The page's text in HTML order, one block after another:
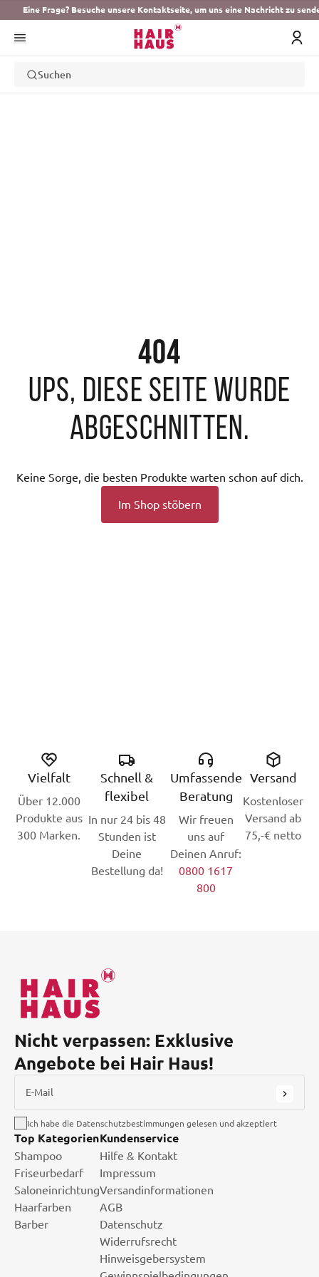
Eine Frage? Besuche unsere Kontaktseite, um uns eine Nachricht zu
Suchen
404
Ups, diese Seite wurde
abgeschnitten.
Keine Sorge, die besten Produkte warten schon auf dich.
Im Shop stöbern
Vielfalt
Über 12.000
Produkte aus
300 Marken.
Schnell &
flexibel
In nur 24 bis 48
Stunden ist
Deine
Bestellung da!
Umfassende
Beratung
Wir freuen
uns auf
Deinen Anruf:
0800 1617
800
Versand
Kostenloser
Versand ab
75,-€ netto
Nicht verpassen: Exklusive
Angebote bei Hair Haus!
E-Mail
Ich habe die Datenschutzbestimmungen gelesen und akzeptiert
Top Kategorien
Shampoo
Friseurbedarf
Saloneinrichtung
Haarfarben
Barber
Kundenservice
Hilfe & Kontakt
Impressum
Versandinformationen
AGB
Datenschutz
Widerrufsrecht
Hinweisgebersystem